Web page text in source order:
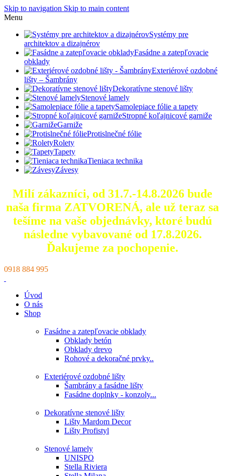
Skip to navigation Skip to main content
Menu
Systémy pre
architektov a dizajnérov
Fasádne a zatepľovacie
obklady
Exteriérové ozdobné
lišty – Šambrány
Dekoratívne stenové lišty
Stenové lamely
Samolepiace fólie a tapety
Stropné koľajnicové garniže
Garniže
Protislnečné fólie
Rolety
Tapety
Tieniaca technika
Závesy
Milí zákazníci, od 31.7.-14.8.2026 bude
naša firma ZATVORENÁ, ale už teraz sa
tešíme na vaše objednávky, ktoré budú
následne vybavované od 17.8.2026.
Ďakujeme za pochopenie.
0918 884 995
Úvod
O nás
Shop
Fasádne a zatepľovacie obklady
Obklady betón
Obklady drevo
Rohové a dekoračné prvky..
Exteriérové ozdobné lišty
Šambrány a fasádne lišty
Fasádne doplnky - konzoly...
Dekoratívne stenové lišty
Lišty Mardom Decor
Lišty Profistyl
Stenové lamely
UNISPO
Stella Riviera